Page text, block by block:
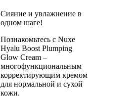
Сияние и увлажнение в
одном шаге!
Познакомьтесь с Nuxe
Hyalu Boost Plumping
Glow Cream –
многофункциональным
корректирующим кремом
для нормальной и сухой
кожи.